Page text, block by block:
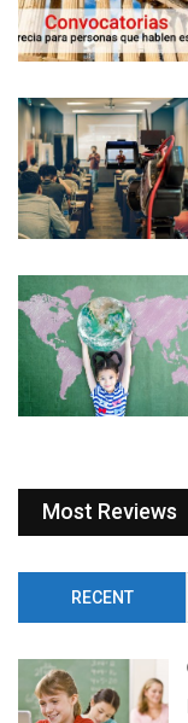
Most Reviews
RECENT